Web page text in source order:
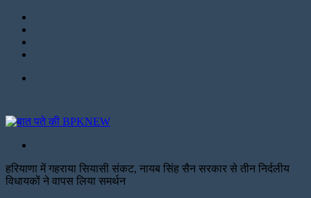
हरियाणा में गहराया सियासी ‌संकट, नायब सिंह सैन सरकार से तीन निर्दलीय
विधायकों ने वापस लिया समर्थन